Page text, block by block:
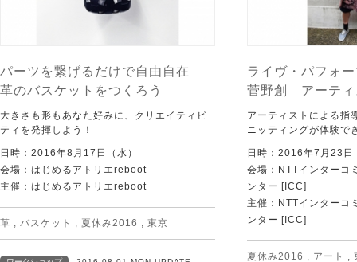
パーツを繋げるだけで自由自在
革のバスケットをつくろう
大きさも形もあなた好みに、クリエイティビ
ティを発揮しよう！
日時：2016年8月17日（水）
会場：はじめるアトリエreboot
主催：はじめるアトリエreboot
革 , バスケット , 夏休み2016 , 東京
ライヴ・パフォ
菅野創 アーティ
アーティストによる指
ニッティングが体験で
日時：2016年7月23
会場：NTTインターコ
ンター [ICC]
主催：NTTインターコ
ンター [ICC]
夏休み2016 , アート ,